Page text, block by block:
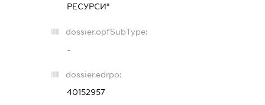
РЕСУРСИ"
dossier.opfSubType:
-
dossier.edrpo:
40152957